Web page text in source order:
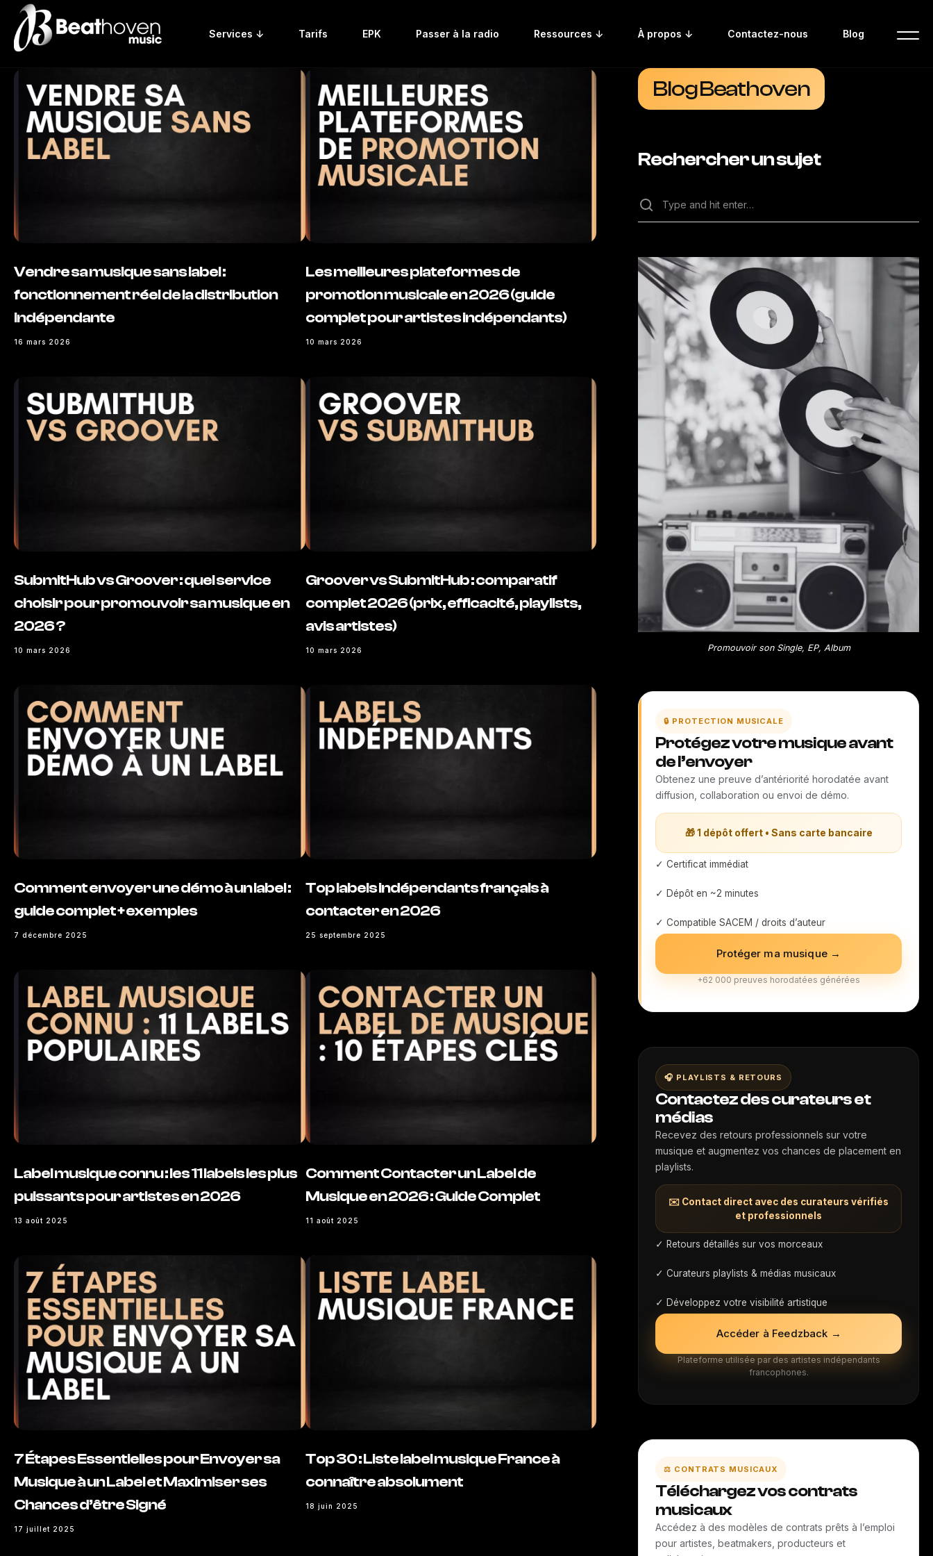
Services ↓ Tarifs EPK Passer à la radio Ressources ↓ À propos ↓ Contactez-nous Blog
Vendre sa musique sans label :
fonctionnement réel de la distribution
indépendante
16 mars 2026
Les meilleures plateformes de
promotion musicale en 2026 (guide
complet pour artistes indépendants)
10 mars 2026
SubmitHub vs Groover : quel service
choisir pour promouvoir sa musique en
2026 ?
10 mars 2026
Groover vs SubmitHub : comparatif
complet 2026 (prix, efficacité, playlists,
avis artistes)
10 mars 2026
Comment envoyer une démo à un label :
guide complet + exemples
7 décembre 2025
Top labels indépendants français à
contacter en 2026
25 septembre 2025
Label musique connu : les 11 labels les plus
puissants pour artistes en 2026
13 août 2025
Comment Contacter un Label de
Musique en 2026 : Guide Complet
11 août 2025
7 Étapes Essentielles pour Envoyer sa
Musique à un Label et Maximiser ses
Chances d’être Signé
17 juillet 2025
Top 30 : Liste label musique France à
connaître absolument
18 juin 2025
Blog Beathoven
Rechercher un sujet
Promouvoir son Single, EP, Album
🔒 PROTECTION MUSICALE
Protégez votre musique avant
de l’envoyer
Obtenez une preuve d’antériorité horodatée avant
diffusion, collaboration ou envoi de démo.
🎁 1 dépôt offert • Sans carte bancaire
✓ Certificat immédiat
✓ Dépôt en ~2 minutes
✓ Compatible SACEM / droits d’auteur
Protéger ma musique →
+62 000 preuves horodatées générées
🎧 PLAYLISTS & RETOURS
Contactez des curateurs et
médias
Recevez des retours professionnels sur votre
musique et augmentez vos chances de placement en
playlists.
✉️ Contact direct avec des curateurs vérifiés
et professionnels
✓ Retours détaillés sur vos morceaux
✓ Curateurs playlists & médias musicaux
✓ Développez votre visibilité artistique
Accéder à Feedzback →
Plateforme utilisée par des artistes indépendants
francophones.
⚖️ CONTRATS MUSICAUX
Téléchargez vos contrats
musicaux
Accédez à des modèles de contrats prêts à l’emploi
pour artistes, beatmakers, producteurs et